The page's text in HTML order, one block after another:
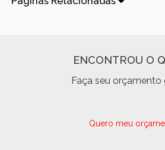
ENCONTROU O
Faça seu
Quero meu